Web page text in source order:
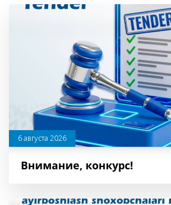
6 августа 2026
Внимание, конкурс!